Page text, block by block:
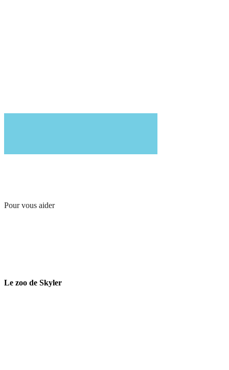
Pour vous aider
Le zoo de Skyler